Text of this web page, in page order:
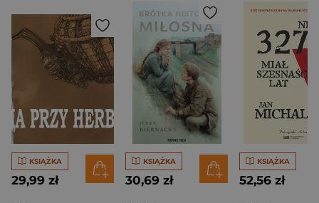
KSIĄŻKA
29,99 zł
KSIĄŻKA
30,69 zł
KSIĄŻKA
52,56 zł